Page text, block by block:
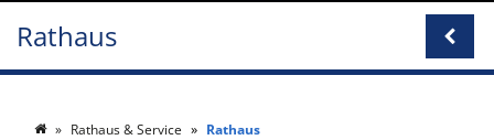
Rathaus
Rathaus & Service Rathaus